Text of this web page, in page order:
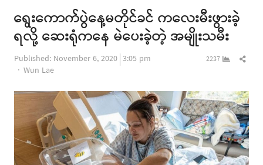
panel
ရွေးကောက်ပွဲနေ့မတိုင်ခင် ကလေးမီးဖွားခဲ့
ရလို့ ဆေးရုံကနေ မဲပေးခဲ့တဲ့ အမျိုးသမီး
Published: November 6, 2020 3:05 pm
Author
Wun Lae
2237